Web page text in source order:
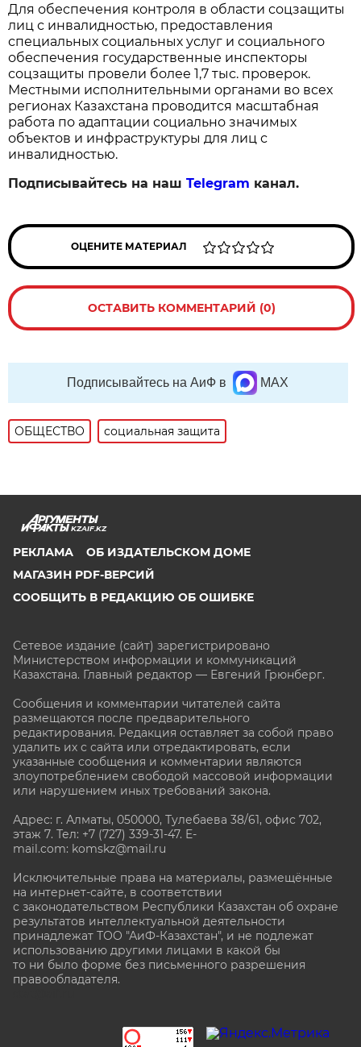
Для обеспечения контроля в области соцзащиты
лиц с инвалидностью, предоставления
специальных социальных услуг и социального
обеспечения государственные инспекторы
соцзащиты провели более 1,7 тыс. проверок.
Местными исполнительными органами во всех
регионах Казахстана проводится масштабная
работа по адаптации социально значимых
объектов и инфраструктуры для лиц с
инвалидностью.
Подписывайтесь на нашTelegram канал.
ОЦЕНИТЕ МАТЕРИАЛ
ОСТАВИТЬ КОММЕНТАРИЙ (0)
Подписывайтесь на АиФ в MAX
ОБЩЕСТВО социальная защита
KZAIF.KZ
РЕКЛАМА
ОБ ИЗДАТЕЛЬСКОМ ДОМЕ
МАГАЗИН PDF-ВЕРСИЙ
СООБЩИТЬ В РЕДАКЦИЮ ОБ ОШИБКЕ
Сетевое издание (сайт) зарегистрировано
Министерством информации и коммуникаций
Казахстана. Главный редактор — Евгений Грюнберг.
Сообщения и комментарии читателей сайта
размещаются после предварительного
редактирования. Редакция оставляет за собой право
удалить их с сайта или отредактировать, если
указанные сообщения и комментарии являются
злоупотреблением свободой массовой информации
или нарушением иных требований закона.
Адрес: г. Алматы, 050000, Тулебаева 38/61, офис 702,
этаж 7. Тел: +7 (727) 339-31-47. E-
mail.com: komskz@mail.ru
Исключительные права на материалы, размещённые
на интернет-сайте, в соответствии
с законодательством Республики Казахстан об охране
результатов интеллектуальной деятельности
принадлежат ТОО "АиФ-Казахстан", и не подлежат
использованию другими лицами в какой бы
то ни было форме без письменного разрешения
правообладателя.